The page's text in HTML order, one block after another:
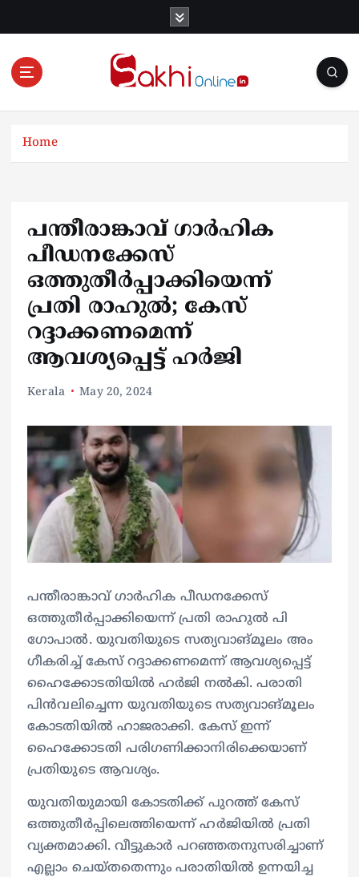
Online News Portal
Home
പന്തീരാങ്കാവ് ​ഗാർഹിക
പീഡനക്കേസ്
ഒത്തുതീർപ്പാക്കിയെന്ന്
പ്രതി രാഹുൽ; കേസ്
റദ്ദാക്കണമെന്ന്
ആവശ്യപ്പെട്ട് ഹർജി
Kerala May 20, 2024
പന്തീരാങ്കാവ് ​ഗാർഹിക പീഡനക്കേസ്
ഒത്തുതീർപ്പാക്കിയെന്ന് പ്രതി രാഹുൽ പി ​
ഗോപാൽ. യുവതിയുടെ സത്യവാങ്മൂലം അം​
ഗീകരിച്ച് കേസ് റദ്ദാക്കണമെന്ന് ആവശ്യപ്പെട്ട്
ഹൈക്കോടതിയിൽ ഹർജി നൽകി. പരാതി
പിൻവലിച്ചെന്ന യുവതിയുടെ സത്യവാങ്മൂലം
കോടതിയിൽ ഹാജരാക്കി. കേസ് ഇന്ന്
ഹൈക്കോടതി പരി​ഗണിക്കാനിരിക്കെയാണ്
പ്രതിയുടെ ആവശ്യം.
യുവതിയുമായി കോടതിക്ക് പുറത്ത് കേസ്
ഒത്തുതീർപ്പിലെത്തിയെന്ന് ഹർജിയിൽ പ്രതി
വ്യക്തമാക്കി. വീട്ടുകാർ പറ‍ഞ്ഞതനുസരിച്ചാണ്
എല്ലാം ചെയ്തതെന്നും പരാതിയിൽ ഉന്നയിച്ച